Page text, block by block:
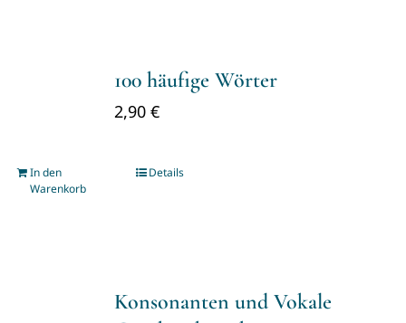
100 häufige Wörter
2,90 €
In den
Warenkorb
Details
Konsonanten und Vokale